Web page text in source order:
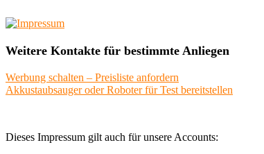
Weitere Kontakte für bestimmte Anliegen
Werbung schalten – Preisliste anfordern
Akkustaubsauger oder Roboter für Test bereitstellen
Dieses Impressum gilt auch für unsere Accounts: